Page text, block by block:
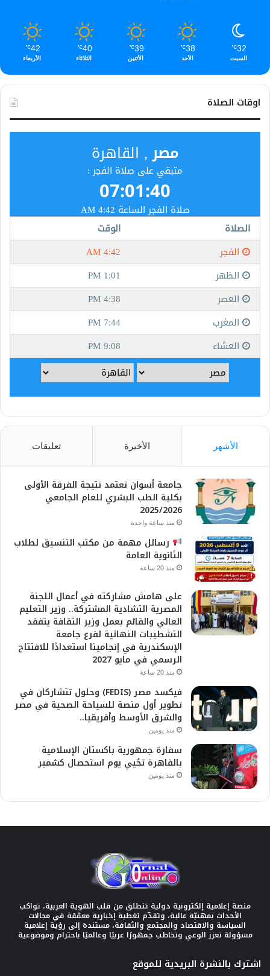
32
℃
السبت
38
℃
الأحد
39
℃
الأثنين
40
℃
الثلاثاء
42
℃
الأربعاء
اوقات الصلاة
الأشهر الأخيرة تعليقات
جامعة أسوان تعتمد نتيجة الفرقة الأولى
بكلية الطب البشري للعام الجامعي
2025/2026
منذ ساعة واحدة
رسائل مهمة من مكتب التنسيق لطلاب
الثانوية العامة
منذ 20 ساعة
على هامش مشاركته في أعمال اللجنة
المصرية التشادية المشتركة.. وزير التعليم
العالي والقائم بعمل وزير الثقافة يتفقد
التشطيبات النهائية لفرع جامعة
الإسكندرية في إنجامينا استعدادًا للافتتاح
الرسمي في مايو 2027
منذ 20 ساعة
فيكسد مصر (FEDIS) وحلول تتشاركان في
تطوير أول منصة للسياحة الصحية في مصر
والشرق الأوسط وأفريقيا..
منذ يومين
سفارة جمهورية باكستان الإسلامية
بالقاهرة تحُيي يوم استحصال كشمير
منذ يومين
منصة إعلامية إلكترونية دولية تنطلق من قلب الهوية العربية، تواكب
الأحداث بمهنيّة عالية، وتقدّم تغطية إخبارية معمّقة في مجالات
السياسة والاقتصاد والمجتمع والثقافة، مستندة إلى رؤية إعلامية
مسؤولة تعزز الوعي وتخاطب جمهورًا عربيًا وعالميًا باحترام وموضوعية
اشترك بالنشرة البريدية للموقع